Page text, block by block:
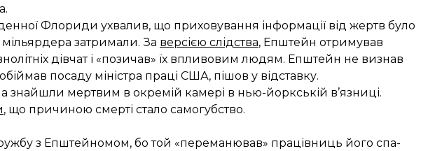
Флориди ухвалив, що приховування інформації від жертв було
затримали. За версією слідства, Епштейн отримував
дівчат і «позичав» їх впливовим людям. Епштейн не визнав
посаду міністра праці США, пішов у відставку.
знайшли мертвим в окремій камері в нью-йоркській в’язниці.
, що причиною смерті стало самогубство.
з Епштейномом, бо той «переманював» працівниць його спа-